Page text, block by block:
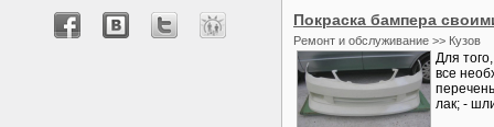
Покраска бампера
Ремонт и обслуживание >> Кузов
Для
все
лак; -